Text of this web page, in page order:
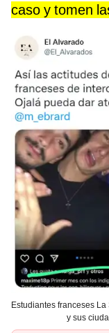
caso y tomen
Estudiantes franceses
y sus